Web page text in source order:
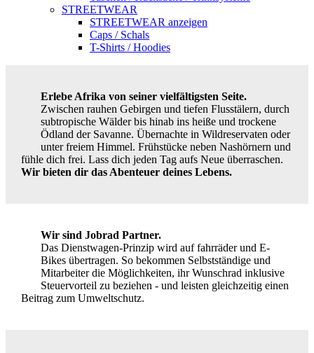
STREETWEAR
STREETWEAR anzeigen
Caps / Schals
T-Shirts / Hoodies
Erlebe Afrika von seiner vielfältigsten Seite.
Zwischen rauhen Gebirgen und tiefen Flusstälern, durch
subtropische Wälder bis hinab ins heiße und trockene
Ödland der Savanne. Übernachte in Wildreservaten oder
unter freiem Himmel. Frühstücke neben Nashörnern und
fühle dich frei. Lass dich jeden Tag aufs Neue überraschen.
Wir bieten dir das Abenteuer deines Lebens.
Wir sind Jobrad Partner.
Das Dienstwagen-Prinzip wird auf fahrräder und E-
Bikes übertragen. So bekommen Selbstständige und
Mitarbeiter die Möglichkeiten, ihr Wunschrad inklusive
Steuervorteil zu beziehen - und leisten gleichzeitig einen
Beitrag zum Umweltschutz.